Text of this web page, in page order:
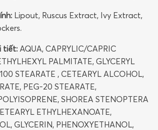
Lipout, Ruscus Extract, Ivy Extract,
tiết: AQUA, CAPRYLIC/CAPRIC
PALMITATE, GLYCERYL
STEARATE , CETEARYL ALCOHOL,
PEG-20 STEARATE,
SHOREA STENOPTERA
ETHYLHEXANOATE,
GLYCERIN, PHENOXYETHANOL,